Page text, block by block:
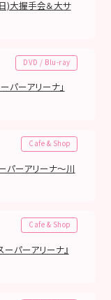
)大握手会＆大サ
DVD / Blu-ray
パーアリーナ」
Cafe & Shop
パーアリーナ～川
Cafe & Shop
パーアリーナ』